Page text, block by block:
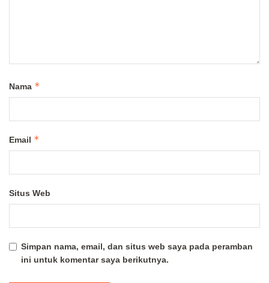
Nama *
Email *
Situs Web
Simpan nama, email, dan situs web saya pada peramban
ini untuk komentar saya berikutnya.